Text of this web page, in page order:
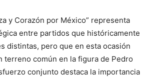
y Corazón por México” representa
entre partidos que históricamente
distintas, pero que en esta ocasión
terreno común en la figura de Pedro
conjunto destaca la importancia